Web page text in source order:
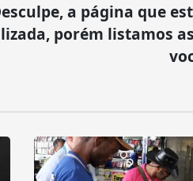
a página que
porém listamos